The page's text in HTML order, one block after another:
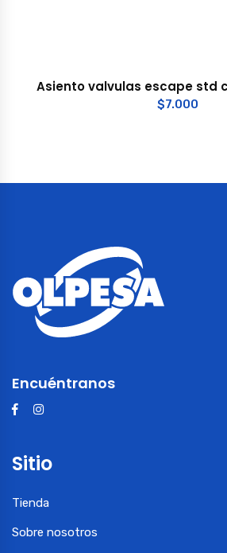
Asiento valvulas escape std
$7.000
Encuéntranos
Sitio
Tienda
Sobre nosotros